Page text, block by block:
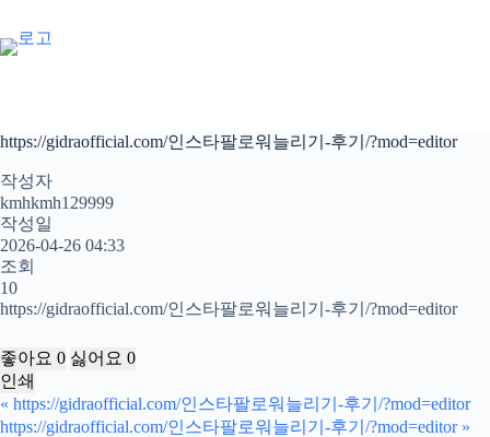
으
뛰
기
https://gidraofficial.com/인스타팔로워늘리기-후기/?mod=editor
작성자
kmhkmh129999
작성일
2026-04-26 04:33
조회
10
https://gidraofficial.com/인스타팔로워늘리기-후기/?mod=editor
좋아요 0 싫어요 0
인쇄
« https://gidraofficial.com/인스타팔로워늘리기-후기/?mod=editor
https://gidraofficial.com/인스타팔로워늘리기-후기/?mod=editor »